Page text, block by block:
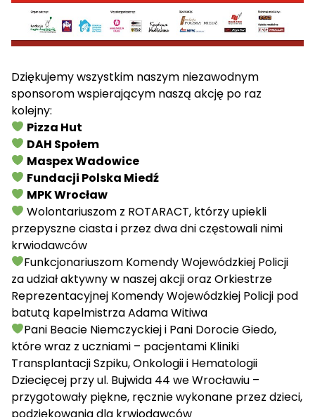
Dziękujemy wszystkim naszym niezawodnym
sponsorom wspierającym naszą akcję po raz
kolejny:
Pizza Hut
DAH Społem
Maspex Wadowice
Fundacji Polska Miedź
MPK Wrocław
Wolontariuszom z ROTARACT, którzy upiekli
przepyszne ciasta i przez dwa dni częstowali nimi
krwiodawców
Funkcjonariuszom Komendy Wojewódzkiej Policji
za udział aktywny w naszej akcji oraz Orkiestrze
Reprezentacyjnej Komendy Wojewódzkiej Policji pod
batutą kapelmistrza Adama Witiwa
Pani Beacie Niemczyckiej i Pani Dorocie Giedo,
które wraz z uczniami – pacjentami Kliniki
Transplantacji Szpiku, Onkologii i Hematologii
Dziecięcej przy ul. Bujwida 44 we Wrocławiu –
przygotowały piękne, ręcznie wykonane przez dzieci,
podziękowania dla krwiodawców